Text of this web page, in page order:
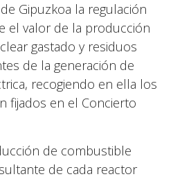
Gipuzkoa la regulación
el valor de la producción
gastado y residuos
de la generación de
recogiendo en ella los
fijados en el Concierto
de combustible
de cada reactor